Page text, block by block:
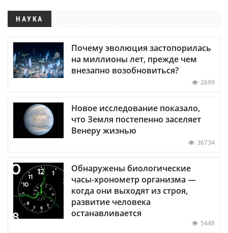
НАУКА
Почему эволюция застопорилась
на миллионы лет, прежде чем
внезапно возобновиться?
2699
Новое исследование показало,
что Земля постепенно заселяет
Венеру жизнью
36734
Обнаружены биологические
часы-хронометр организма —
когда они выходят из строя,
развитие человека
останавливается
5448